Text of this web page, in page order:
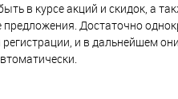
в курсе акций и скидок, а
Достаточно
и в дальнейшем